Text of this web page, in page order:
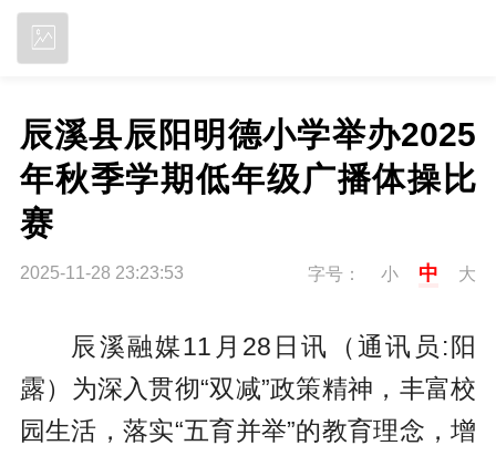
辰溪县辰阳明德小学举办2025
年秋季学期低年级广播体操比
赛
2025-11-28 23:23:53 字号： 小 中 大
辰溪融媒11月28日讯（通讯员:阳
露） 为深入贯彻“双减”政策精神，丰富校
园生活，落实“五育并举”的教育理念，增